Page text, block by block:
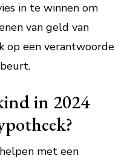
in te winnen om
van geld van
op een verantwoorde
in 2024
met een